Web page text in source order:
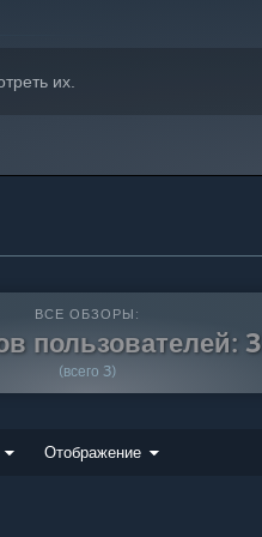
их.
ВСЕ ОБЗОРЫ:
пользователей: 3
(всего 3)
Отображение